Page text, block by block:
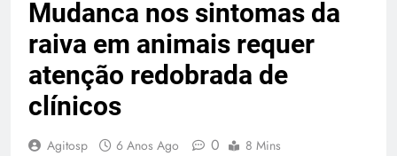
Mudanca nos sintomas da
raiva em animais requer
atenção redobrada de
clínicos
Agitosp 6 Anos Ago 0 8 Mins